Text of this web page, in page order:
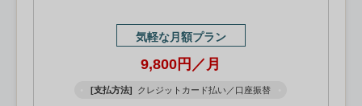
気軽な月額プラン
9,800円／月
[支払方法] クレジットカード払い／口座振替